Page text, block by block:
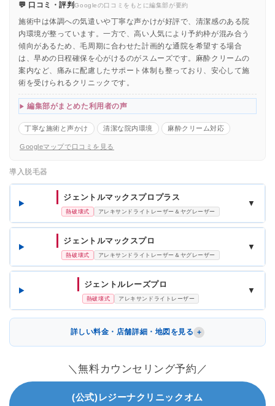
💬 口コミ・評判Googleの口コミをもとに編集部が要約
施術中は体調への気遣いや丁寧な声かけが好評で、清潔感のある院
内環境が整っています。一方で、高い人気により予約枠が混み合う
傾向があるため、毛周期に合わせた計画的な通院を希望する場合
は、早めの日程確保を心がけるのがスムーズです。麻酔クリームの
案内など、痛みに配慮したサポート体制も整っており、安心して施
術を受けられるクリニックです。
編集部がまとめた利用者の声
丁寧な施術と声かけ 清潔な院内環境 麻酔クリーム対応
Googleマップで口コミを見る
導入脱毛器
ジェントルマックスプロプラス
熱破壊式 アレキサンドライトレーザー＆ヤグレーザー
▼
ジェントルマックスプロ
熱破壊式 アレキサンドライトレーザー＆ヤグレーザー
▼
ジェントルレーズプロ
熱破壊式 アレキサンドライトレーザー
▼
詳しい料金・店舗詳細・地図を見る
＼無料カウンセリング予約／
(公式)レジーナクリニックオム